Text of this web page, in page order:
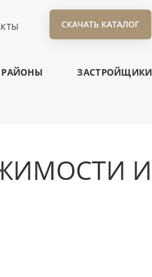
СКАЧАТЬ КАТАЛОГ
РАЙОНЫ ЗАСТРОЙЩИКИ
И